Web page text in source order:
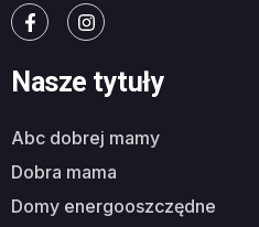
Nasze tytuły
abc dobrej mamy
dobra mama
domy energooszczędne